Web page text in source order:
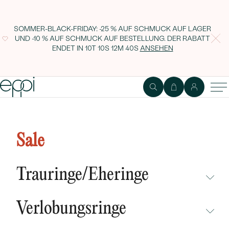
SOMMER-BLACK-FRIDAY: -25 % AUF SCHMUCK AUF LAGER
UND -10 % AUF SCHMUCK AUF BESTELLUNG. DER RABATT
ENDET IN 10T 10S 12M 39S ANSEHEN
Sale
Trauringe/Eheringe
NEUHEITEN
Verlobungsringe
Landia